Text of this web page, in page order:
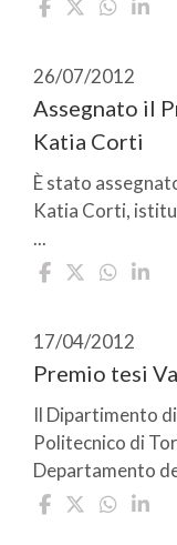
26/07/2012
Assegnato il
Katia Corti
È stato
Katia Corti,
...
17/04/2012
Premio tesi
Il Dipartimento
Politecnico di
Departamento